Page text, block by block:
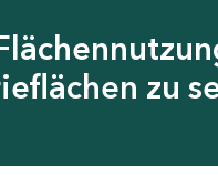
zu